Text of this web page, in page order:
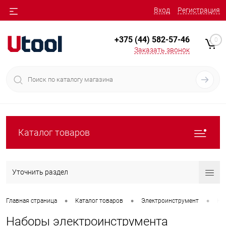
Вход Регистрация
+375 (44) 582-57-46
Заказать звонок
0
Каталог товаров
Уточнить раздел
Главная страница • Каталог товаров • Электроинструмент •
Наборы электроинструмента